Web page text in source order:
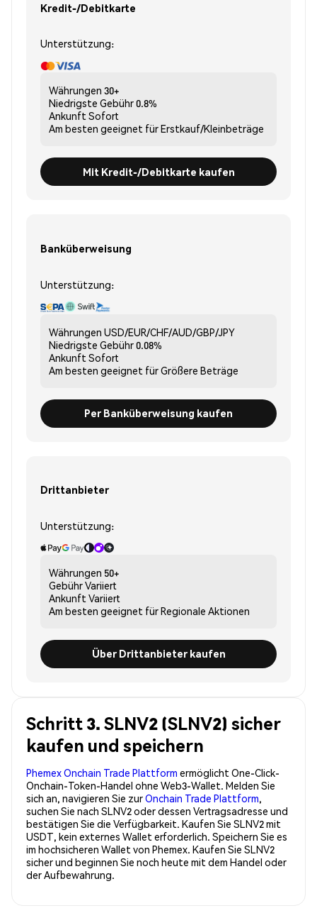
Kredit-/Debitkarte
Unterstützung:
Währungen 30+
Niedrigste Gebühr0.8%
Ankunft Sofort
Am besten geeignet fürErstkauf/Kleinbeträge
Mit Kredit-/Debitkarte kaufen
Banküberweisung
Unterstützung:
Währungen USD/EUR/CHF/AUD/GBP/JPY
Niedrigste Gebühr0.08%
Ankunft Sofort
Am besten geeignet fürGrößere Beträge
Per Banküberweisung kaufen
Drittanbieter
Unterstützung:
Währungen 50+
GebührVariiert
Ankunft Variiert
Am besten geeignet fürRegionale Aktionen
Über Drittanbieter kaufen
Schritt 3. SLNV2 (SLNV2) sicher
kaufen und speichern
Phemex Onchain Trade Plattform ermöglicht One-Click-
Onchain-Token-Handel ohne Web3-Wallet. Melden Sie
sich an, navigieren Sie zurOnchain Trade Plattform,
suchen Sie nach SLNV2 oder dessen Vertragsadresse und
bestätigen Sie die Verfügbarkeit. Kaufen Sie SLNV2 mit
USDT, kein externes Wallet erforderlich. Speichern Sie es
im hochsicheren Wallet von Phemex. Kaufen Sie SLNV2
sicher und beginnen Sie noch heute mit dem Handel oder
der Aufbewahrung.